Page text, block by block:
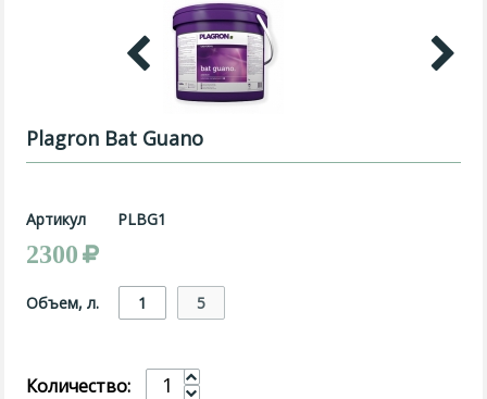
Plagron Bat Guano
Артикул PLBG1
2300
Объем, л. 1 5
Количество: